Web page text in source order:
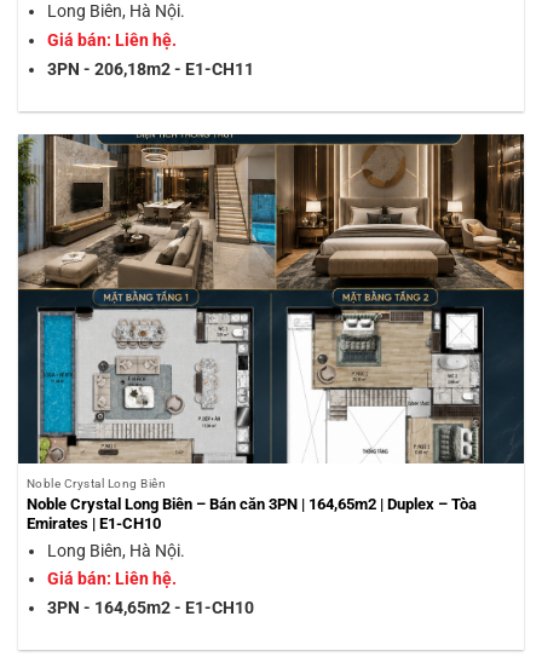
Long Biên, Hà Nội.
Giá bán: Liên hệ.
3PN - 206,18m2 - E1-CH11
Noble Crystal Long Biên
Noble Crystal Long Biên – Bán căn 3PN | 164,65m2 | Duplex – Tòa
Emirates | E1-CH10
Long Biên, Hà Nội.
Giá bán: Liên hệ.
3PN - 164,65m2 - E1-CH10